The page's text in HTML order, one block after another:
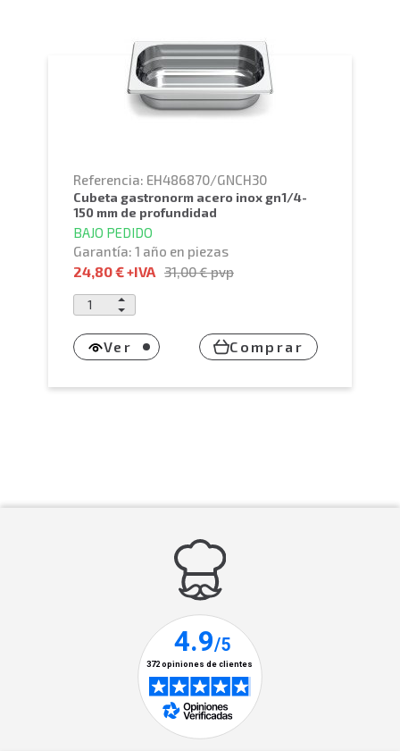
Referencia: EH486870/GNCH30
cubeta gastronorm acero inox gn1/4-
150 mm de profundidad
BAJO PEDIDO
Garantía: 1 año en piezas
24,80 €+IVA 31,00 €pvp
Ver Comprar